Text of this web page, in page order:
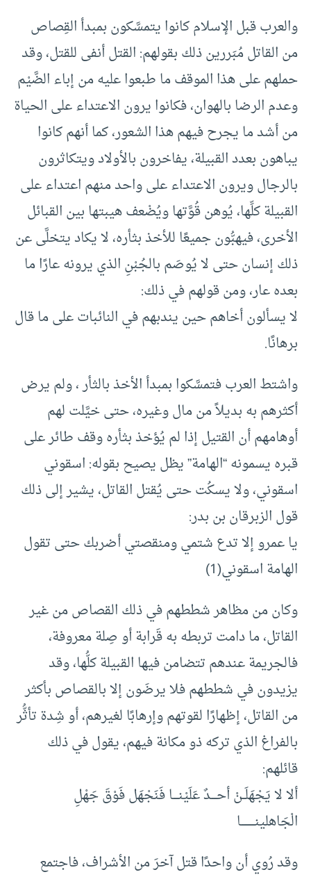
والعرب قبل الإسلام كانوا يتمسَّكون بمبدأ القِصاص
من القاتل مُبَررين ذلك بقولهم: القتل أنفى للقتل، وقد
حملهم على هذا الموقف ما طبعوا عليه من إباء الضَّيْم
وعدم الرضا بالهوان، فكانوا يرون الاعتداء على الحياة
من أشد ما يجرح فيهم هذا الشعور، كما أنهم كانوا
يباهون بعدد القبيلة، يفاخرون بالأولاد ويتكاثرون
بالرجال ويرون الاعتداء على واحد منهم اعتداء على
القبيلة كلِّها، يُوهن قُوَّتها ويُضْعف هيبتها بين القبائل
الأخرى، فيهبُّون جميعًا للأخذ بثأره، لا يكاد يتخلَّى عن
ذلك إنسان حتى لا يُوصَم بالجُبْنِ الذي يرونه عارًا ما
بعده عار، ومن قولهم في ذلك:
لا يسألون أخاهم حين يندبهم في النائبات على ما قال
برهانًا.
واشتط العرب فتمسَّكوا بمبدأ الأخذ بالثأر ، ولم يرض
أكثرهم به بديلاً من مال وغيره، حتى خيَّلت لهم
أوهامهم أن القتيل إذا لم يُؤخذ بثأره وقف طائر على
قبره يسمونه “الهامة” يظل يصيح بقوله: اسقوني
اسقوني، ولا يسكُت حتى يُقتل القاتل، يشير إلى ذلك
قول الزبرقان بن بدر:
يا عمرو إلا تدع شتمي ومنقصتي أضربك حتى تقول
الهامة اسقوني(1)
وكان من مظاهر شططهم في ذلك القصاص من غير
القاتل، ما دامت تربطه به قَرابة أو صِلة معروفة،
فالجريمة عندهم تتضامن فيها القبيلة كلُّها، وقد
يزيدون في شططهم فلا يرضَون إلا بالقصاص بأكثر
من القاتل، إظهارًا لقوتهم وإرهابًا لغيرهم، أو شِدة تأثُّر
بالفراغ الذي تركه ذو مكانة فيهم، يقول في ذلك
قائلهم:
ألا لا يَجْهَلَــنْ أحــــدٌ عَلَيْنــــا فَنَجْهَل فَوْقَ جَهْلِ
الْجَاهلينــــــــــا
وقد رُوي أن واحدًا قتل آخرَ من الأشراف، فاجتمع